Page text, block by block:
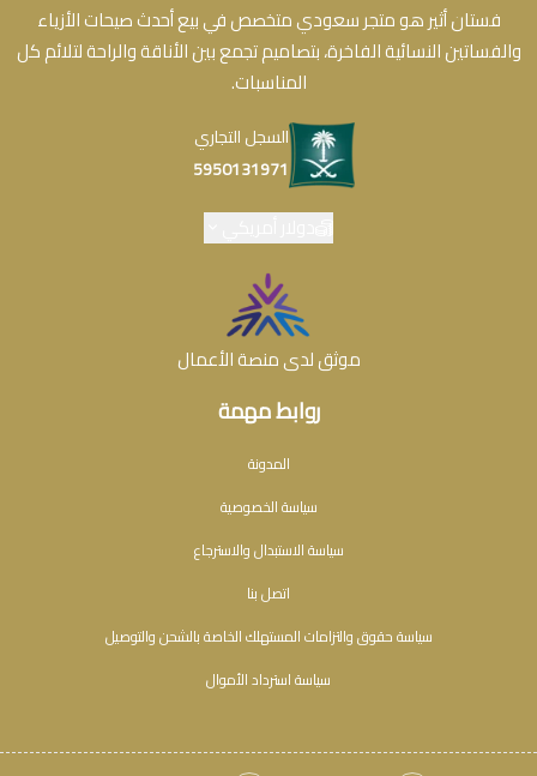
روابط مهمة
المدونة
سياسة الخصوصية
سياسة الاستبدال والاسترجاع
اتصل بنا
سياسة حقوق والتزامات المستهلك الخاصة بالشحن والتوصيل
سياسة استرداد الأموال
فستان أثير هو متجر سعودي متخصص في بيع أحدث صيحات الأزياء
والفساتين النسائية الفاخرة، بتصاميم تجمع بين الأناقة والراحة لتلائم كل
المناسبات.
السجل التجاري
5950131971
موثق لدى منصة الأعمال